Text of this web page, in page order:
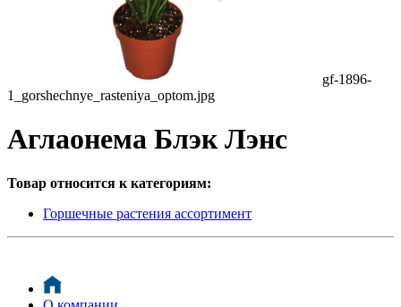
gf-1896-
1_gorshechnye_rasteniya_optom.jpg
Аглаонема Блэк Лэнс
Товар относится к категориям:
Горшечные растения ассортимент